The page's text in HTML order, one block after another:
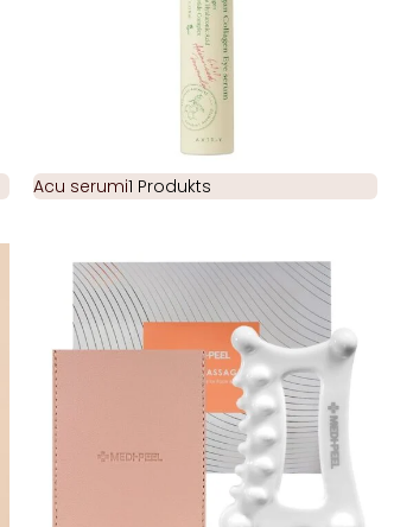
Acu serumi1 Produkts